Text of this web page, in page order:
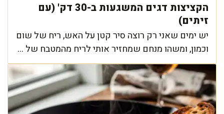
הקציצות דגים המשגעות ב-30 דק' (עם
זיתים)
יש ימים שאני רק רוצה סיר קטן על האש, ריח של שום
וכמון, ומשהו מנחם שמחזיר אותי לריח מהמטבח של ...